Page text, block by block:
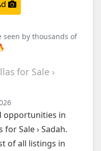
by thousands of
for Sale ›
opportunities in
for Sale › Sadah.
of all listings in